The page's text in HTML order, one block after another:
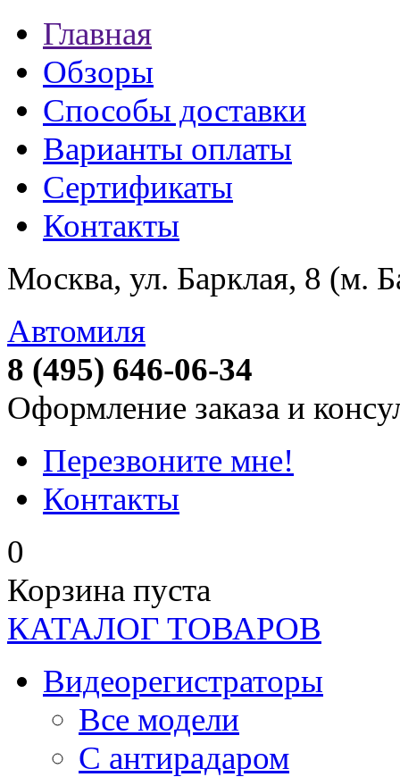
Главная
Обзоры
Способы доставки
Варианты оплаты
Сертификаты
Контакты
Москва, ул. Барклая, 8 (м.
Автомиля
8 (495) 646-06-34
Оформление заказа и
Перезвоните мне!
Контакты
0
Корзина пуста
КАТАЛОГ ТОВАРОВ
Видеорегистраторы
Все модели
C антирадаром